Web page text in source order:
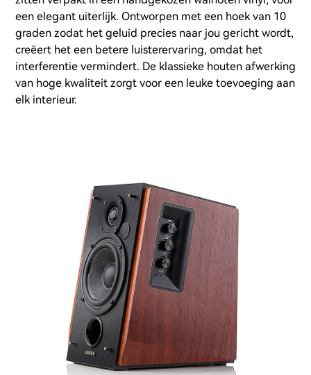
een elegant uiterlijk. Ontworpen met een hoek van 10
graden zodat het geluid precies naar jou gericht wordt,
creëert het een betere luisterervaring, omdat het
interferentie vermindert. De klassieke houten afwerking
van hoge kwaliteit zorgt voor een leuke toevoeging aan
elk interieur.